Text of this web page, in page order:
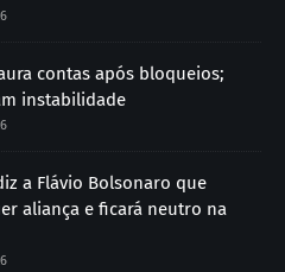
contas após bloqueios;
instabilidade
a Flávio Bolsonaro que
aliança e ficará neutro na